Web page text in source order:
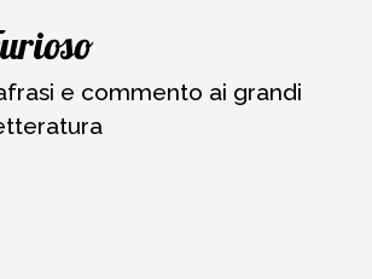
e commento ai grandi